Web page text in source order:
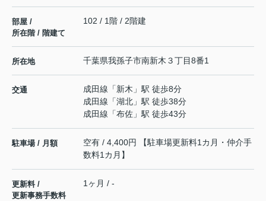
部屋 /
所在階 / 階建て
102 / 1階 / 2階建
所在地 千葉県我孫子市南新木 ３丁目8番1
交通 成田線 「新木 」駅 徒歩8分
成田線 「湖北 」駅 徒歩38分
成田線 「布佐 」駅 徒歩43分
駐車場 / 月額
空有 / 4,400円 【駐車場更新料1カ月・仲介手
数料1カ月】
更新料 /
更新事務手数料
1ヶ月 / -